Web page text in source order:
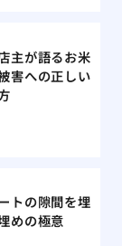
主が語るお米
害への正しい
トの隙間を埋
めの極意